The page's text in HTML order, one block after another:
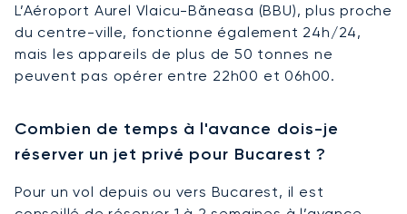
L’Aéroport Aurel Vlaicu-Băneasa (BBU), plus proche
du centre-ville, fonctionne également 24h/24,
mais les appareils de plus de 50 tonnes ne
peuvent pas opérer entre 22h00 et 06h00.
Combien de temps à l'avance dois-je
réserver un jet privé pour Bucarest ?
Pour un vol depuis ou vers Bucarest, il est